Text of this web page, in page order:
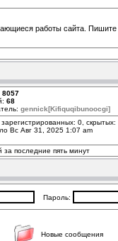
работы сайта.
8057
68
gennick[Kifiquqibunoocgi]
зарегистрированных: 0,
Вс Авг 31, 2025 1:07 am
последние пять минут
Пароль:
Новые сообщения